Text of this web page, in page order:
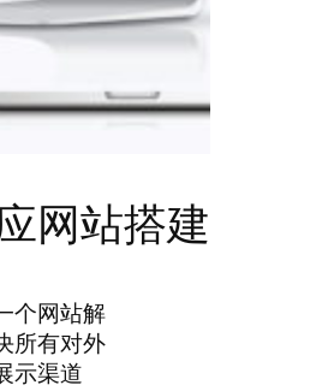
网站搭建
个网站解
所有对外
示渠道